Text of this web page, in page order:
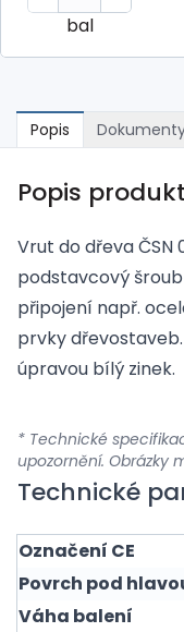
bal
Popis
Popis
Vrut do dřeva ČSN
podstavcový
připojení např.
prvky
úpravou bílý zinek.
* Technické
upozornění. Obrázky
Technické
Označení CE
Povrch pod
Váha balení